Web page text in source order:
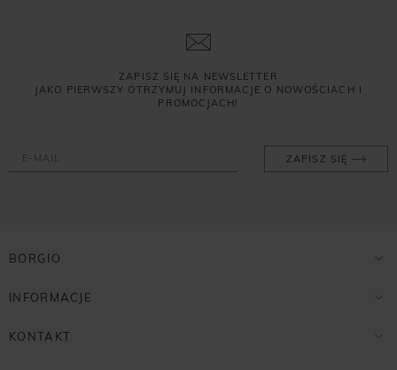
ZAPISZ SIĘ NA NEWSLETTER
JAKO PIERWSZY OTRZYMUJ INFORMACJE O NOWOŚCIACH I
PROMOCJACH!
ZAPISZ SIĘ
BORGIO
INFORMACJE
KONTAKT